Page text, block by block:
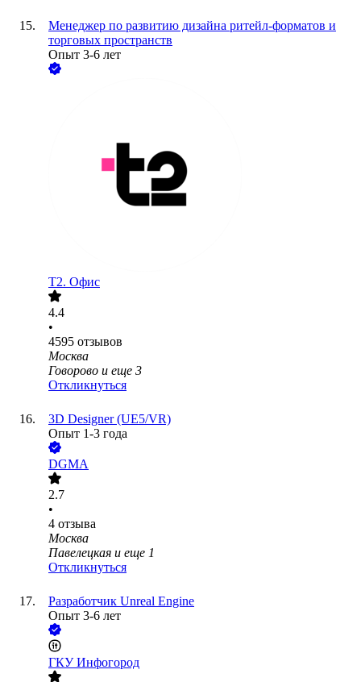
Менеджер по развитию дизайна ритейл-форматов и
торговых пространств
Опыт 3-6 лет
Т2. Офис
4.4
•
4595 отзывов
Москва
Говорово и еще 3
Откликнуться
3D Designer (UE5/VR)
Опыт 1-3 года
DGMA
2.7
•
4 отзыва
Москва
Павелецкая и еще 1
Откликнуться
Разработчик Unreal Engine
Опыт 3-6 лет
ГКУ Инфогород